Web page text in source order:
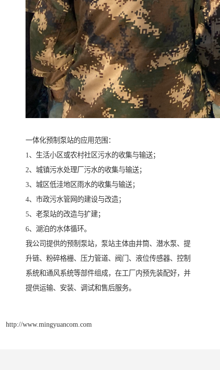
一体化预制泵站的应用范围：
1、生活小区或农村社区污水的收集与输送；
2、城镇污水处理厂污水的收集与输送；
3、城区低洼地区雨水的收集与输送；
4、市政污水管网的建设与改造；
5、老泵站的改造与扩建；
6、湖泊的水体循环。
我公司提供的预制泵站，泵站主体由井筒、潜水泵、提
升链、粉碎格栅、压力管道、阀门、液位传感器、控制
系统和通风系统等部件组成，在工厂内预先装配好，并
提供运输、安装、调试和售后服务。
http://www.mingyuancom.com